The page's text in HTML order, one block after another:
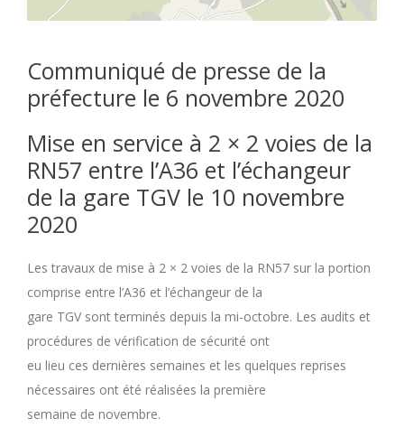
Communiqué de presse de la
préfecture le 6 novembre 2020
Mise en service à 2 × 2 voies de la
RN57 entre l’A36 et l’échangeur
de la gare TGV le 10 novembre
2020
Les travaux de mise à 2 × 2 voies de la RN57 sur la portion
comprise entre l’A36 et l’échangeur de la
gare TGV sont terminés depuis la mi-octobre. Les audits et
procédures de vérification de sécurité ont
eu lieu ces dernières semaines et les quelques reprises
nécessaires ont été réalisées la première
semaine de novembre.